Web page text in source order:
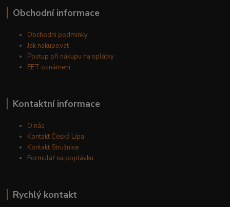
Obchodní informace
Obchodní podmínky
Jak nakupovat
Postup při nákupu na splátky
EET oznámení
Kontaktní informace
O nás
Kontakt Česká Lípa
Kontakt Stružnice
Formulář na poptávku
Rychlý kontakt